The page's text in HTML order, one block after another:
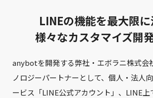
LINEの機能を最大限
様々なカスタマイズ開
anybotを開発する弊社・エボラニ株式会
ノロジーパートナーとして、 個人・法人
ービス「LINE公式アカウント」、 LINE上